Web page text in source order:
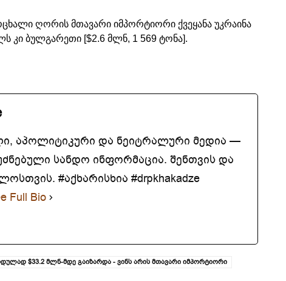
ღორის მთავარი იმპორტიორი ქვეყანა უკრაინა
კი ბულგარეთი [$2.6 მლნ, 1 569 ტონა].
აპოლიტიკური და ნეიტრალური მედია —
სანდო ინფორმაცია. შენთვის და
#აქხარისხია #drpkhakadze
Full Bio
$33.2 მლნ-მდე გაიზარდა - ვინს არის მთავარი იმპორტიორი